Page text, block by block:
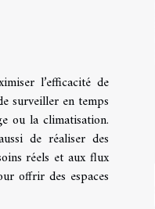
l’efficacité de
surveiller en temps
ou la climatisation.
de réaliser des
réels et aux flux
offrir des espaces